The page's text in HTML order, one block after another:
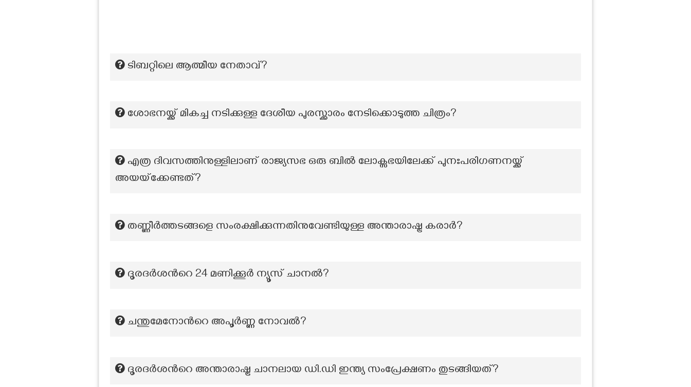
ടിബറ്റിലെ ആത്മീയ നേതാവ്?
ശോഭനയ്ക്ക് മികച്ച നടിക്കുള്ള ദേശീയ പുരസ്ക്കാരം നേടിക്കൊടുത്ത ചിത്രം?
എത്ര ദിവസത്തിനുള്ളിലാണ് രാജ്യസഭ ഒരു ബിൽ ലോക്സഭയിലേക്ക് പുനഃപരിഗണനയ്ക്ക്
അയയ്‌ക്കേണ്ടത്?
തണ്ണീര്‍ത്തടങ്ങളെ സംരക്ഷിക്കുന്നതിനുവേണ്ടിയുള്ള അന്താരാഷ്ട്ര കരാര്‍?
ദൂരദർശന്‍റെ 24 മണിക്കൂർ ന്യൂസ് ചാനൽ?
ചന്തുമേനോന്‍റെ അപൂര്‍ണ്ണ നോവല്‍?
ദൂരദര്‍ശന്‍റെ അന്താരാഷ്ട്ര ചാനലായ ഡി.ഡി ഇന്ത്യ സംപ്രേക്ഷണം തുടങ്ങിയത്?